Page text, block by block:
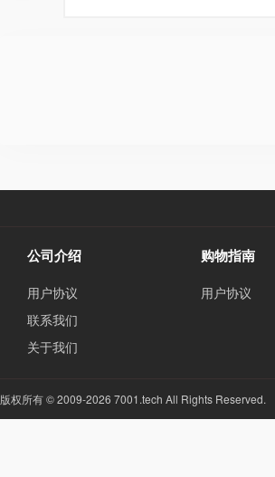
公司介绍
用户协议
联系我们
关于我们
购物指南
用户协议
版权所有 © 2009-2026 7001.tech All Rights Reserved.